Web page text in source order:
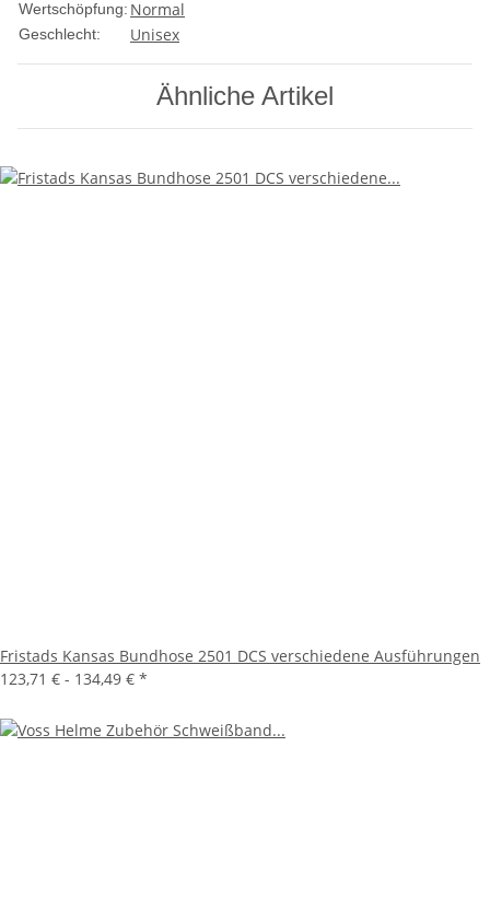
Wertschöpfung: Normal
Geschlecht: Unisex
Ähnliche Artikel
Fristads Kansas Bundhose 2501 DCS verschiedene Ausführungen
123,71 € - 134,49 € *